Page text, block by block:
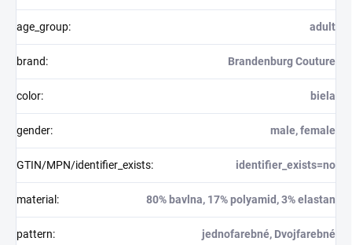
age_group: adult
brand: Brandenburg Couture
color: biela
gender: male, female
GTIN/MPN/identifier_exists: identifier_exists=no
material : 80% bavlna, 17% polyamid, 3% elastan
pattern: jednofarebné, Dvojfarebné